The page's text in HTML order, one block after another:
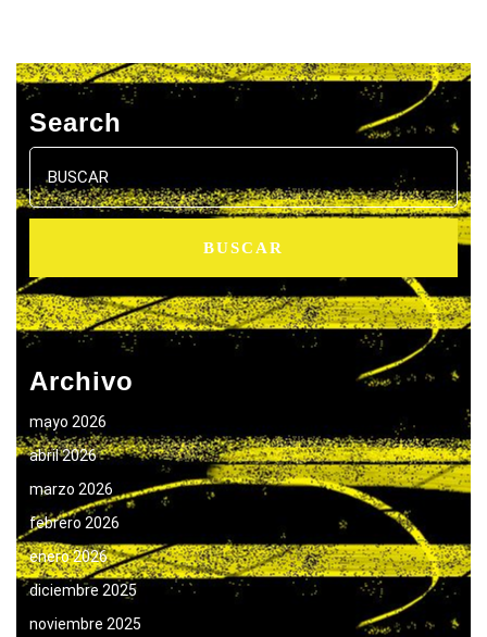
Search
Buscar:
Archivo
mayo 2026
abril 2026
marzo 2026
febrero 2026
enero 2026
diciembre 2025
noviembre 2025